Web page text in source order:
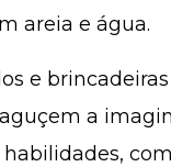
areia e água.
e
a